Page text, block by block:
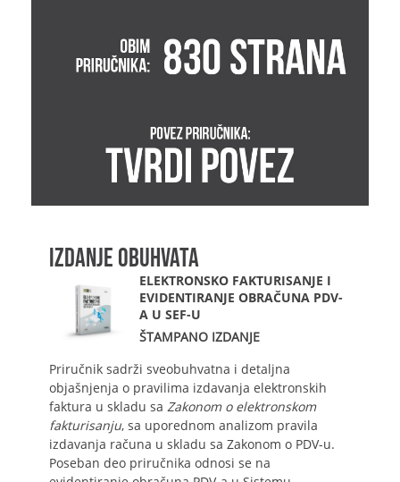
IZDANJE OBUHVATA
ELEKTRONSKO FAKTURISANJE I
EVIDENTIRANJE OBRAČUNA PDV-
A U SEF-U
ŠTAMPANO IZDANJE
Priručnik sadrži sveobuhvatna i detaljna
objašnjenja o pravilima izdavanja elektronskih
faktura u skladu sa Zakonom o elektronskom
fakturisanju, sa uporednom analizom pravila
izdavanja računa u skladu sa Zakonom o PDV-u.
Poseban deo priručnika odnosi se na